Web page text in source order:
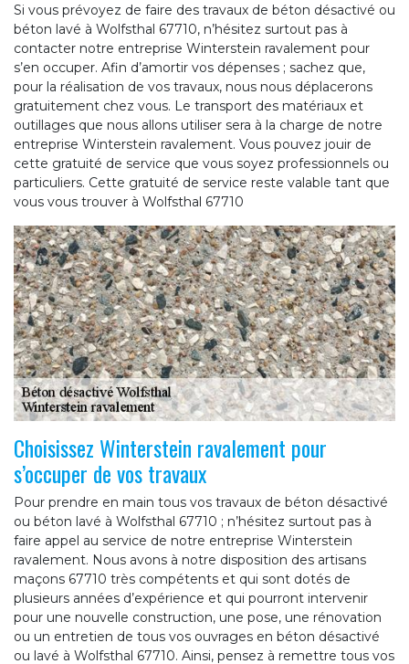
Si vous prévoyez de faire des travaux de béton désactivé ou
béton lavé à Wolfsthal 67710, n’hésitez surtout pas à
contacter notre entreprise Winterstein ravalement pour
s’en occuper. Afin d’amortir vos dépenses ; sachez que,
pour la réalisation de vos travaux, nous nous déplacerons
gratuitement chez vous. Le transport des matériaux et
outillages que nous allons utiliser sera à la charge de notre
entreprise Winterstein ravalement. Vous pouvez jouir de
cette gratuité de service que vous soyez professionnels ou
particuliers. Cette gratuité de service reste valable tant que
vous vous trouver à Wolfsthal 67710
Choisissez Winterstein ravalement pour
s’occuper de vos travaux
Pour prendre en main tous vos travaux de béton désactivé
ou béton lavé à Wolfsthal 67710 ; n’hésitez surtout pas à
faire appel au service de notre entreprise Winterstein
ravalement. Nous avons à notre disposition des artisans
maçons 67710 très compétents et qui sont dotés de
plusieurs années d’expérience et qui pourront intervenir
pour une nouvelle construction, une pose, une rénovation
ou un entretien de tous vos ouvrages en béton désactivé
ou lavé à Wolfsthal 67710. Ainsi, pensez à remettre tous vos